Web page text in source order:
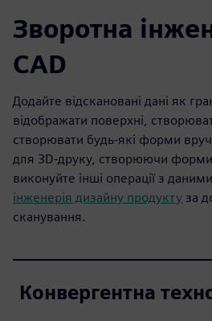
Зворотна
CAD
Додайте відскановані дані як
відображати поверхні,
створювати будь-які форми
для 3D-друку, створюючи
виконуйте інші операції з
інженерія дизайну продукту за
сканування.
Конвергентна